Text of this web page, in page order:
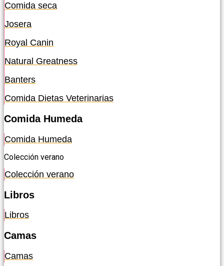
Comida seca
Josera
Royal Canin
Natural Greatness
Banters
Comida Dietas Veterinarias
Comida Humeda
Comida Humeda
Colección verano
Colección verano
Libros
Libros
Camas
Camas